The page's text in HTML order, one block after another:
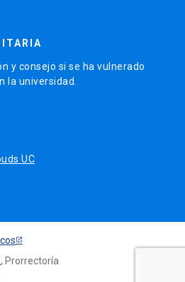
y consejo si se ha vulnerado
la universidad.
UC
, Prorrectoría